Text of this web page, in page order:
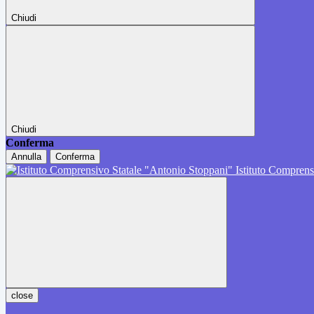
Chiudi
Chiudi
Conferma
Annulla Conferma
Istituto
close